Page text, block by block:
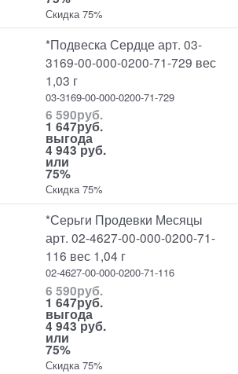
Скидка 75%
*Подвеска Сердце арт. 03-
3169-00-000-0200-71-729 вес
1,03 г
03-3169-00-000-0200-71-729
6 590руб.
1 647руб.
выгода
4 943 руб.
или
75%
Скидка 75%
*Серьги Продевки Месяцы
арт. 02-4627-00-000-0200-71-
116 вес 1,04 г
02-4627-00-000-0200-71-116
6 590руб.
1 647руб.
выгода
4 943 руб.
или
75%
Скидка 75%